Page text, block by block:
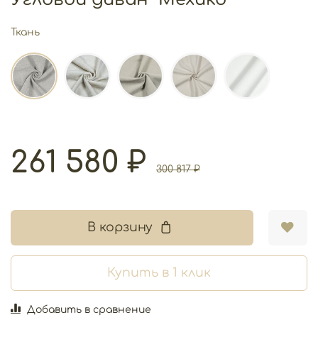
Ткань
261 580 ₽ 300 817 ₽
В корзину
Купить в 1 клик
Добавить в сравнение